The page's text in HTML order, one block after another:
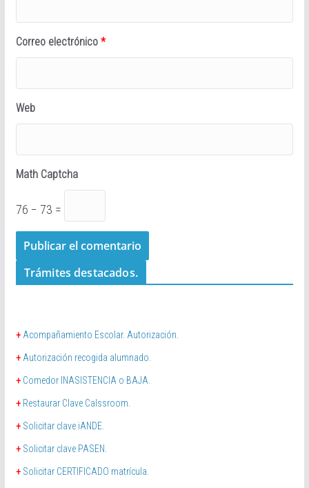
Correo electrónico *
Web
Math Captcha
76 − 73 =
Trámites destacados.
+ Acompañamiento Escolar. Autorización.
+ Autorización recogida alumnado.
+ Comedor INASISTENCIA o BAJA.
+ Restaurar Clave Calssroom.
+ Solicitar clave iANDE.
+ Solicitar clave PASEN.
+ Solicitar CERTIFICADO matrícula.